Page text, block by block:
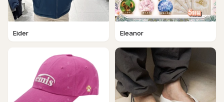
Eider Eleanor